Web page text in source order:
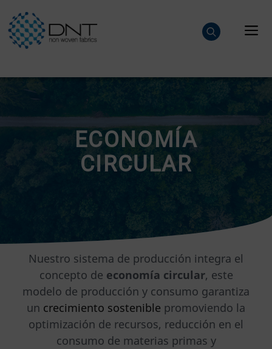
contenido
ECONOMÍA
CIRCULAR
Nuestro sistema de producción integra el
concepto de economía circular, este
modelo de producción y consumo garantiza
un crecimiento sostenible promoviendo la
optimización de recursos, reducción en el
consumo de materias primas y